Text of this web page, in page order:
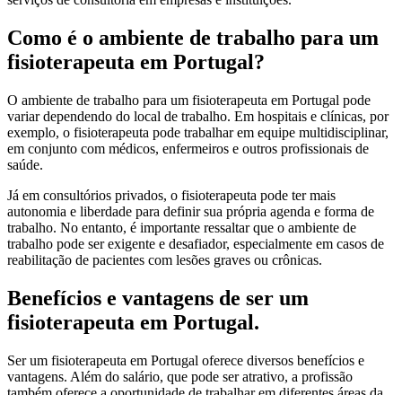
Como é o ambiente de trabalho para um
fisioterapeuta em Portugal?
O ambiente de trabalho para um fisioterapeuta em Portugal pode
variar dependendo do local de trabalho. Em hospitais e clínicas, por
exemplo, o fisioterapeuta pode trabalhar em equipe multidisciplinar,
em conjunto com médicos, enfermeiros e outros profissionais de
saúde.
Já em consultórios privados, o fisioterapeuta pode ter mais
autonomia e liberdade para definir sua própria agenda e forma de
trabalho. No entanto, é importante ressaltar que o ambiente de
trabalho pode ser exigente e desafiador, especialmente em casos de
reabilitação de pacientes com lesões graves ou crônicas.
Benefícios e vantagens de ser um
fisioterapeuta em Portugal.
Ser um fisioterapeuta em Portugal oferece diversos benefícios e
vantagens. Além do salário, que pode ser atrativo, a profissão